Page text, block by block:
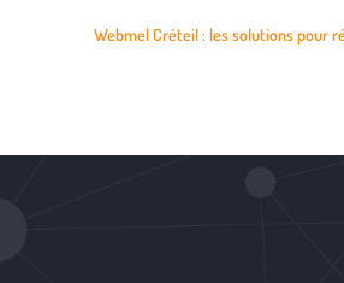
Webmel Créteil : les solutions pour